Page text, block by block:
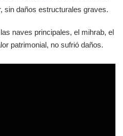
sin daños estructurales graves.
naves principales, el mihrab, el
patrimonial, no sufrió daños.